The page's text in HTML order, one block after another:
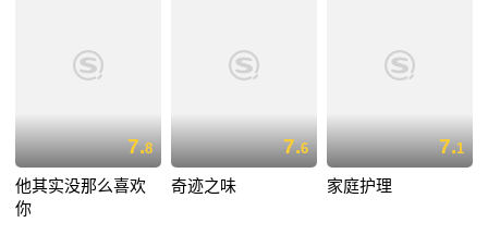
7.8
他其实没那么喜欢
你
7.6
奇迹之味
7.1
家庭护理